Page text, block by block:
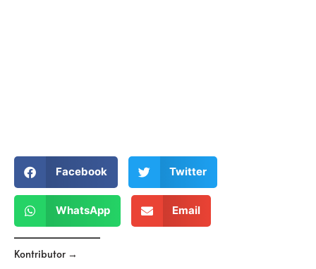
Facebook Twitter
WhatsApp Email
Kontributor →